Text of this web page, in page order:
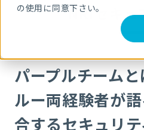
の使用に同意下さい。NRIセキュ
パープルチーム
ルー両経験者が
合するセキュリ